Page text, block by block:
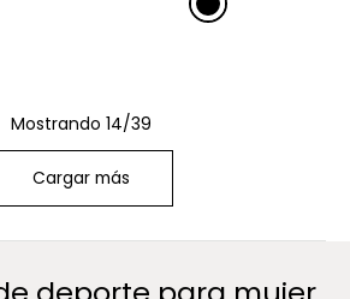
Mostrando 14/39
Cargar más